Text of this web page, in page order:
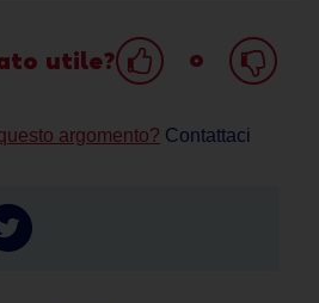
utile? o
argomento? Contattaci